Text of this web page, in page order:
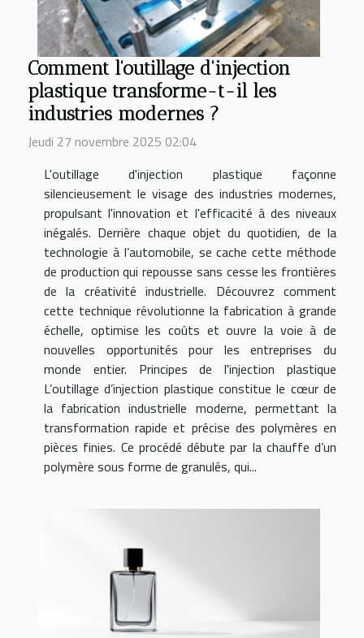
Comment l'outillage d'injection
plastique transforme-t-il les
industries modernes ?
Jeudi 27 novembre 2025 02:04
L'outillage d'injection plastique façonne
silencieusement le visage des industries modernes,
propulsant l'innovation et l'efficacité à des niveaux
inégalés. Derrière chaque objet du quotidien, de la
technologie à l’automobile, se cache cette méthode
de production qui repousse sans cesse les frontières
de la créativité industrielle. Découvrez comment
cette technique révolutionne la fabrication à grande
échelle, optimise les coûts et ouvre la voie à de
nouvelles opportunités pour les entreprises du
monde entier. Principes de l'injection plastique
L’outillage d’injection plastique constitue le cœur de
la fabrication industrielle moderne, permettant la
transformation rapide et précise des polymères en
pièces finies. Ce procédé débute par la chauffe d’un
polymère sous forme de granulés, qui...